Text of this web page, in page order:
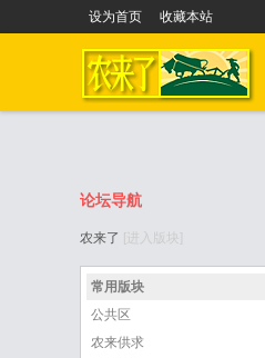
设为首页 收藏本站
农›
论坛导航
农来了 [进入版块]
常用版块
公共区
农来供求